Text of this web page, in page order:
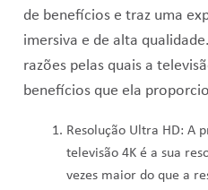
de benefícios e traz uma
imersiva e de alta
razões pelas quais a
benefícios que ela
Resolução Ultra HD: A
televisão 4K é a sua
vezes maior do que a